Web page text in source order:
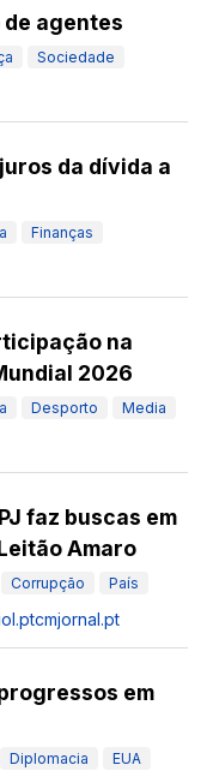
agentes
Sociedade
da dívida a
Finanças
na
2026
Desporto Media
faz buscas em
Amaro
Corrupção País
cmjornal.pt
em
Diplomacia EUA